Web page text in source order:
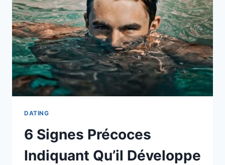
TEMPORAIRE
DATING
6 Signes Précoces
Indiquant Qu’il Développe